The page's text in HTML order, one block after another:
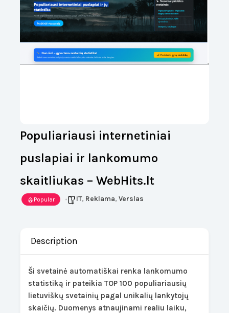
Populiariausi internetiniai
puslapiai ir lankomumo
skaitliukas – WebHits.lt
Popular IT, Reklama,Verslas
Description
Ši svetainė automatiškai renka lankomumo
statistiką ir pateikia TOP 100 populiariausių
lietuviškų svetainių pagal unikalių lankytojų
skaičių. Duomenys atnaujinami realiu laiku,